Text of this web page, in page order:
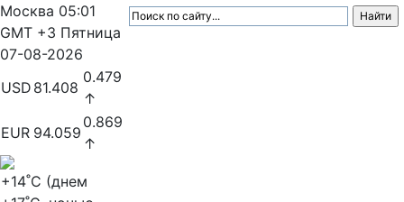
Москва 05:01
GMT +3 Пятница
07-08-2026
USD 81.408
0.479
↑
EUR 94.059
0.869
↑
+14˚C (днем